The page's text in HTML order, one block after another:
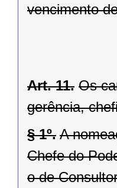
vencimento
Art. 11. Os
gerência,
§ 1º. A
Chefe do
o de